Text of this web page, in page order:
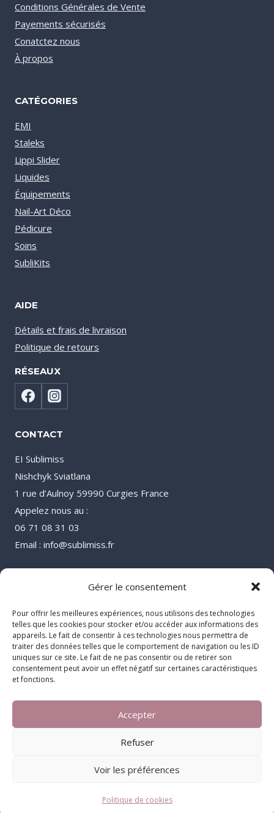
Gérer le consentement
Pour offrir les meilleures expériences, nous utilisons des technologies
telles que les cookies pour stocker et/ou accéder aux informations des
appareils. Le fait de consentir à ces technologies nous permettra de
traiter des données telles que le comportement de navigation ou les ID
uniques sur ce site. Le fait de ne pas consentir ou de retirer son
consentement peut avoir un effet négatif sur certaines caractéristiques
et fonctions.
Accepter
Refuser
Voir les préférences
Politique de cookies
Conditions Générales de Vente
Payements sécurisés
Conatctez nous
À propos
CATÉGORIES
EMI
Staleks
Lippi Slider
Liquides
Équipements
Nail-Art Déco
Pédicure
Soins
SubliKits
AIDE
Détails et frais de livraison
Politique de retours
RÉSEAUX
CONTACT
EI Sublimiss
Nishchyk Sviatlana
1 rue d’Aulnoy 59990 Curgies France
Appelez nous au :
06 71 08 31 03
Email : info@sublimiss.fr
Privacy Policy | Cookies Policy | Terms and Conditions | Website